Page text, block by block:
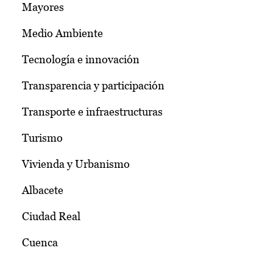
Mayores
Medio Ambiente
Tecnología e innovación
Transparencia y participación
Transporte e infraestructuras
Turismo
Vivienda y Urbanismo
Albacete
Ciudad Real
Cuenca